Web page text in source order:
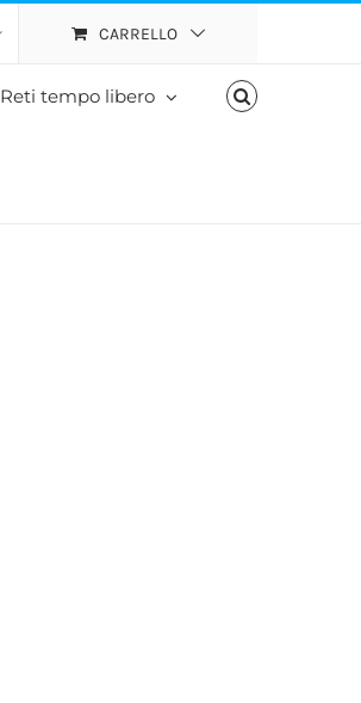
CARRELLO
Reti tempo libero